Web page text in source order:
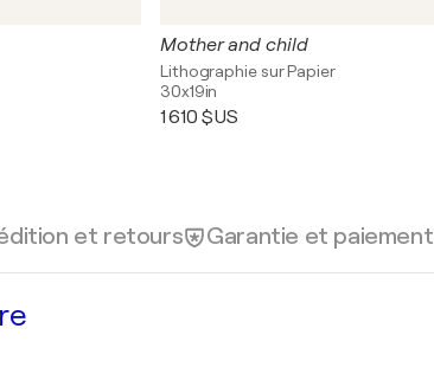
Mother and child
Lithographie sur Papier
30x19in
1 610 $US
et retours Garantie et paiement